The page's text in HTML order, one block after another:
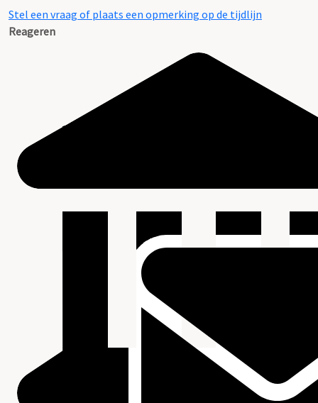
Stel een vraag of plaats een opmerking op de tijdlijn
Reageren